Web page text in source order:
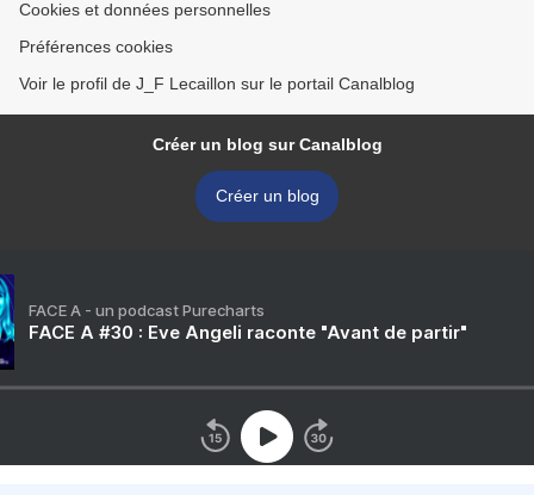
Cookies et données personnelles
Préférences cookies
Voir le profil de J_F Lecaillon sur le portail Canalblog
Créer un blog sur Canalblog
Créer un blog
FACE A - un podcast Purecharts
FACE A #30 : Eve Angeli raconte "Avant de partir"